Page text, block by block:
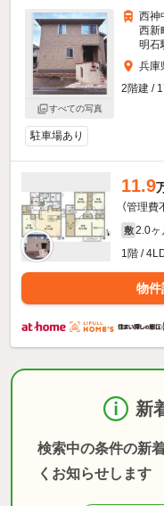
すべての写真
西神
西新
明石
兵庫
2階建 /
駐車場あり
11.9
（管理費
敷 2.0ヶ
1階 /
物件
新
検索中の条件の新
くお知らせします